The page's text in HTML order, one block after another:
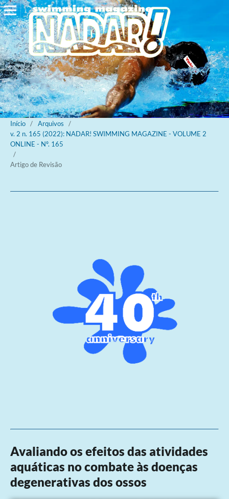
Início / Arquivos
/
v. 2 n. 165 (2022): NADAR! SWIMMING MAGAZINE - VOLUME 2
ONLINE - Nº. 165
/
Artigo de Revisão
Avaliando os efeitos das atividades
aquáticas no combate às doenças
degenerativas dos ossos